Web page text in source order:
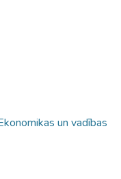
un vadības